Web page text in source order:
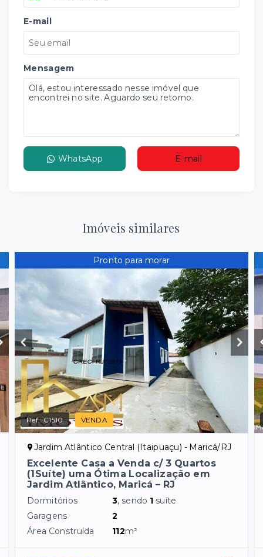
E-mail
Mensagem
WhatsApp E-mail
Imóveis similares
Pronto para morar
Ref.:C1510 VENDA
Jardim Atlântico Central (Itaipuaçu) - Maricá/RJ
Excelente Casa a Venda c/ 3 Quartos
(1Suíte) uma Ótima Localização em
Jardim Atlântico, Maricá – RJ
Dormitórios 3, sendo 1 suíte
Garagens
2
Área Construída
112m²